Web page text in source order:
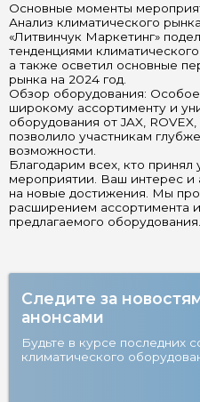
Основные моменты
Анализ климатического
«Литвинчук Маркетинг»
тенденциями
а также осветил основные
рынка на 2024 год.
Обзор оборудования:
широкому ассортименту и
оборудования от JAX,
позволило участникам
возможности.
Благодарим всех, кто принял
мероприятии. Ваш интерес и
на новые достижения. Мы
расширением ассортимента
предлагаемого оборудования.
Следите за
анонсами
Будьте в курсе последних
климатического